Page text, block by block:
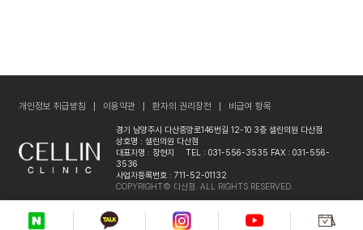
개인정보 취급방침 이용약관 환자의 권리장전 비급여 항목
경기 남양주시 다산중앙로146번길 12-10 3층 셀린의원 다산점
상호명 : 셀린의원 다산점
대표자명 : 장현지
TEL : 031-556-3535 FAX : 031-556-
3536
사업자등록번호 : 711-52-01132
COPYRIGHT© 다산점. ALL RIGHTS RESERVED.